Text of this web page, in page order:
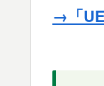
→「